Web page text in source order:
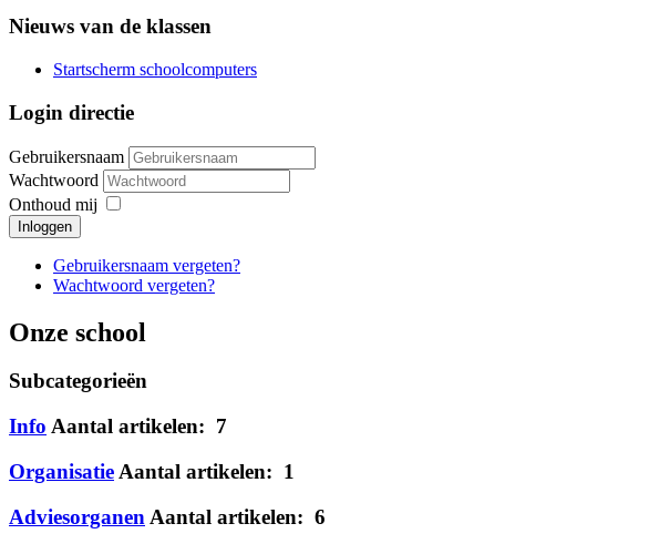
Nieuws van de klassen
Startscherm schoolcomputers
Login directie
Gebruikersnaam
Wachtwoord
Onthoud mij
Inloggen
Gebruikersnaam vergeten?
Wachtwoord vergeten?
Onze school
Subcategorieën
Info Aantal artikelen: 7
Organisatie Aantal artikelen: 1
Adviesorganen Aantal artikelen: 6